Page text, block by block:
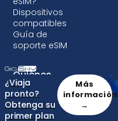
Dispositivos
compatibles
Guía de
soporte eSIM
Quiénes
Somos
Acerca de
GigSky
¿Viaja
pronto?
Obtenga su
primer plan
Más
información
→